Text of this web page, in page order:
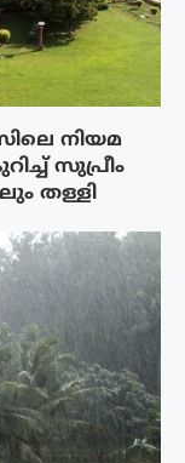
നിയമ
സുപ്രീം
തള്ളി